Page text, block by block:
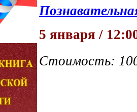
5 января /
Стоимость: